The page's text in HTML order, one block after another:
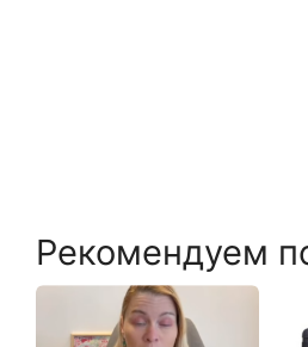
Рекомендуем